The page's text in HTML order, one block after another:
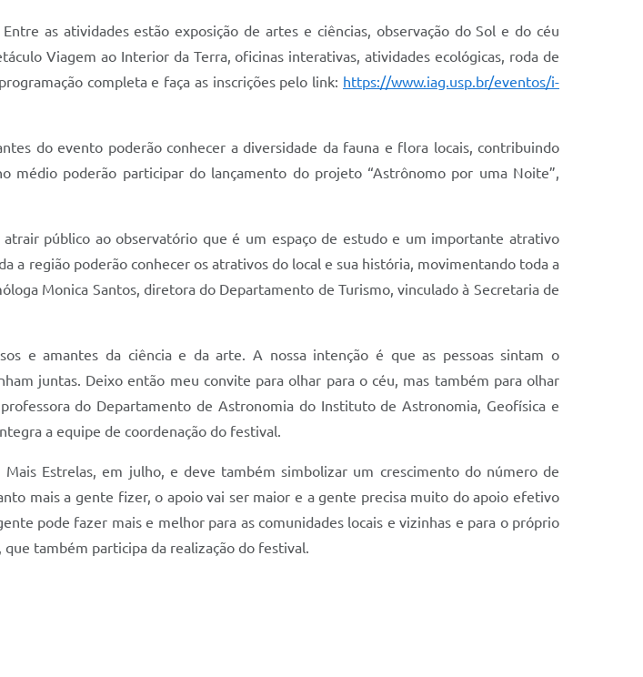
as atividades estão exposição de artes e ciências, observação do Sol e do céu
Viagem ao Interior da Terra, oficinas interativas, atividades ecológicas, roda de
completa e faça as inscrições pelo link: https://www.iag.usp.br/eventos/i-
do evento poderão conhecer a diversidade da fauna e flora locais, contribuindo
médio poderão participar do lançamento do projeto “Astrônomo por uma Noite”,
público ao observatório que é um espaço de estudo e um importante atrativo
a região poderão conhecer os atrativos do local e sua história, movimentando toda a
Monica Santos, diretora do Departamento de Turismo, vinculado à Secretaria de
e amantes da ciência e da arte. A nossa intenção é que as pessoas sintam o
juntas. Deixo então meu convite para olhar para o céu, mas também para olhar
do Departamento de Astronomia do Instituto de Astronomia, Geofísica e
a equipe de coordenação do festival.
Estrelas, em julho, e deve também simbolizar um crescimento do número de
mais a gente fizer, o apoio vai ser maior e a gente precisa muito do apoio efetivo
pode fazer mais e melhor para as comunidades locais e vizinhas e para o próprio
também participa da realização do festival.